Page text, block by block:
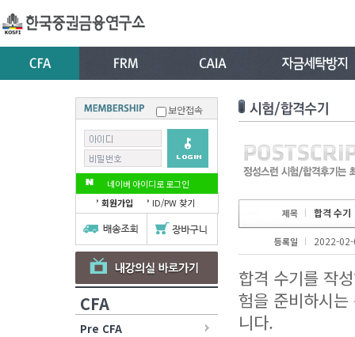
보안접속
네이버 아이디로 로그인
회원가입
ID/PW 찾기
CFA
Pre CFA
제목 합격 수기
등록일 2022-
합격 수기를 작
험을 준비하시
니다.